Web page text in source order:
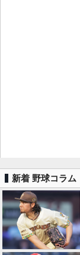
新着 野球コラム